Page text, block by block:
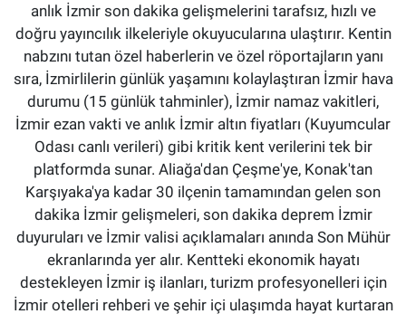
anlık İzmir son dakika gelişmelerini tarafsız, hızlı ve
doğru yayıncılık ilkeleriyle okuyucularına ulaştırır. Kentin
nabzını tutan özel haberlerin ve özel röportajların yanı
sıra, İzmirlilerin günlük yaşamını kolaylaştıran İzmir hava
durumu (15 günlük tahminler), İzmir namaz vakitleri,
İzmir ezan vakti ve anlık İzmir altın fiyatları (Kuyumcular
Odası canlı verileri) gibi kritik kent verilerini tek bir
platformda sunar. Aliağa'dan Çeşme'ye, Konak'tan
Karşıyaka'ya kadar 30 ilçenin tamamından gelen son
dakika İzmir gelişmeleri, son dakika deprem İzmir
duyuruları ve İzmir valisi açıklamaları anında Son Mühür
ekranlarında yer alır. Kentteki ekonomik hayatı
destekleyen İzmir iş ilanları, turizm profesyonelleri için
İzmir otelleri rehberi ve şehir içi ulaşımda hayat kurtaran